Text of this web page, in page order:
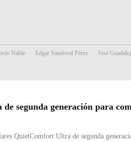
Nahle Edgar Sandoval Pérez José
segunda generación para
QuietComfort Ultra de segunda